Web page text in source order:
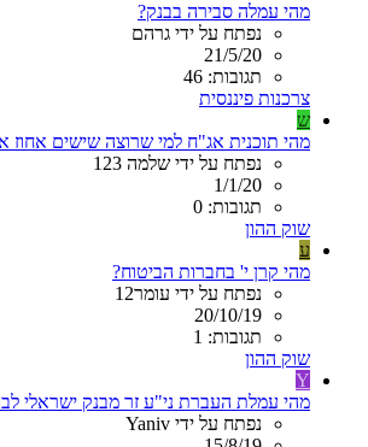
מהי עמלה סבירה בבנק?
נפתח על ידי גרהם
21/5/20
תגובות: 46
צרכנות פיננסית
ש
מהי תוכנית אג"ח למי שרוצה שישים אחוז
נפתח על ידי שלמה 123
1/1/20
תגובות: 0
שוק ההון
ע
מהי קרן י' בחברות הביטוח?
נפתח על ידי עומר12
20/10/19
תגובות: 1
שוק ההון
Y
מהי עמלת העברת ני"ע זר מבנק ישראלי
נפתח על ידי Yaniv